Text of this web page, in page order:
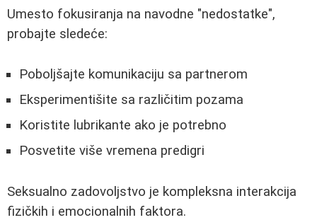
Umesto fokusiranja na navodne "nedostatke",
probajte sledeće:
Poboljšajte komunikaciju sa partnerom
Eksperimentišite sa različitim pozama
Koristite lubrikante ako je potrebno
Posvetite više vremena predigri
Seksualno zadovoljstvo je kompleksna interakcija
fizičkih i emocionalnih faktora.